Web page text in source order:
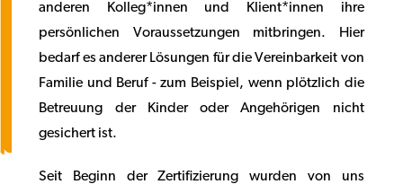
anderen Kolleg*innen und Klient*innen ihre
persönlichen Voraussetzungen mitbringen. Hier
bedarf es anderer Lösungen für die Vereinbarkeit von
Familie und Beruf - zum Beispiel, wenn plötzlich die
Betreuung der Kinder oder Angehörigen nicht
gesichert ist.
Seit Beginn der Zertifizierung wurden von uns